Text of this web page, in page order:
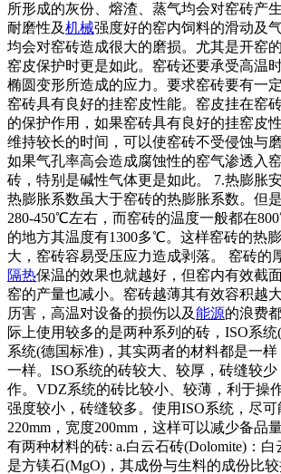
所形成的灰份、熔渣、蒸气均会对窑砖产
耐磨性及机械强度好的窑内饲料的滑动及
均会对窑砖造成很大的磨损。尤其是开窑
窑皮保护时更是如此。窑砖还要承受高温
椭圆变形所造成的应力。要求窑砖要有一
窑砖具有良好的挂窑皮性能。窑皮挂在窑
的保护作用，如果窑砖具有良好的挂窑皮
维持较长的时间，可以使窑砖不受侵蚀与
如果气孔率高会造成腐蚀性的窑气渗透入
砖，特别是碱性气体更是如此。 7.热膨胀
热膨胀系数虽大于窑砖的热膨胀系数。但
280-450℃左右，而窑砖的温度一般都在
的地方其温度有1300多℃。这样窑砖的热
大，窑砖容易受压应力造成剥落。 窑砖的
隔热保温的效果也就越好，但窑内有效截
窑的产量也减小。窑砖越薄其有效容积越
历害，高温对设备的损伤以及能源的浪费
际上使用较多的是两种系列的砖，ISO系
系统(德国标准)，其实两者的材料都是一
一样。ISO系统的砖较大、较厚，砖缝较
作。VDZ系统的砖比较小、较薄，利于操
强度较小，砖缝较多。使用ISO系统，尽
220mm，宽度200mm，这样可以减少备品
有两种材料的砖: a.白云石砖(Dolomite)：
是方镁石(MgO)，其成份与生料的成份比